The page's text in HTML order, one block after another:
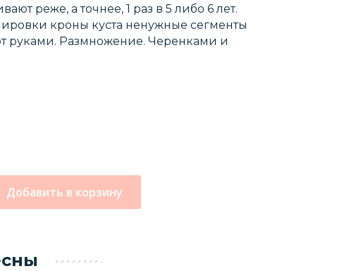
реже, а точнее, 1 раз в 5 либо 6 лет.
кроны куста ненужные сегменты
руками. Размножение. Черенками и
Добавить в корзину